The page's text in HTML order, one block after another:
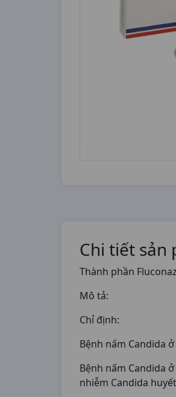
Chi tiết sản
Thành phần
Mô tả:
Chỉ định:
Bệnh nấm Candida
Bệnh nấm Candida
nhiễm Candida